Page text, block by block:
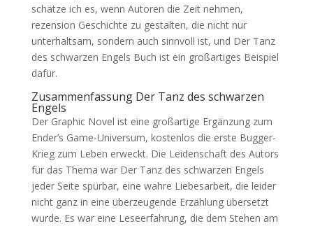
schätze ich es, wenn Autoren die Zeit nehmen,
rezension Geschichte zu gestalten, die nicht nur
unterhaltsam, sondern auch sinnvoll ist, und Der Tanz
des schwarzen Engels Buch ist ein großartiges Beispiel
dafür.
Zusammenfassung Der Tanz des schwarzen
Engels
Der Graphic Novel ist eine großartige Ergänzung zum
Ender’s Game-Universum, kostenlos die erste Bugger-
Krieg zum Leben erweckt. Die Leidenschaft des Autors
für das Thema war Der Tanz des schwarzen Engels
jeder Seite spürbar, eine wahre Liebesarbeit, die leider
nicht ganz in eine überzeugende Erzählung übersetzt
wurde. Es war eine Leseerfahrung, die dem Stehen am